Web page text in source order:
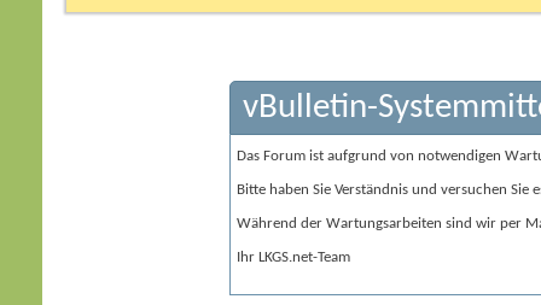
vBulletin-
Das Forum ist aufgrund von notwendigen
Bitte haben Sie Verständnis und versuchen Sie
Während der Wartungsarbeiten sind wir per
Ihr LKGS.net-Team